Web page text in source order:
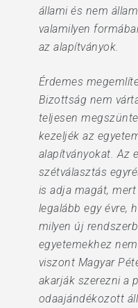
állami és nem
valamilyen
az alapítványok.
Érdemes
Bizottság nem
teljesen
kezeljék az
alapítványokat. Az
szétválasztás
is adja magát,
legalább egy évre,
milyen új
egyetemekhez
viszont Magyar
akarják szerezni a
odaajándékozott